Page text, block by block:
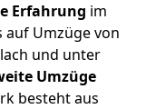
Erfahrung im
auf Umzüge von
und unter
Umzüge
besteht aus